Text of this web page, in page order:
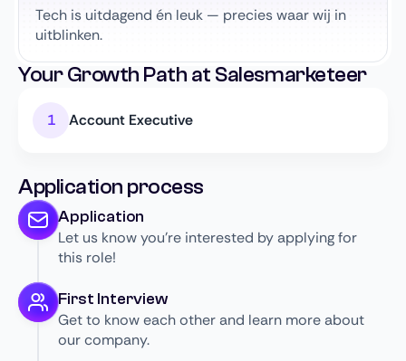
Tech is uitdagend én leuk — precies waar wij in
uitblinken.
Your Growth Path at Salesmarketeer
Account Executive
Application process
Application
Let us know you’re interested by applying for
this role!
First Interview
Get to know each other and learn more about
our company.